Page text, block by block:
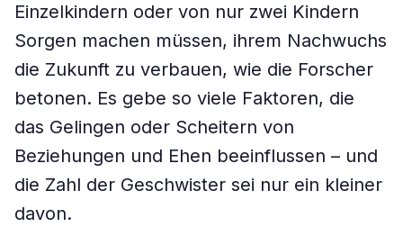
Einzelkindern oder von nur zwei Kindern
Sorgen machen müssen, ihrem Nachwuchs
die Zukunft zu verbauen, wie die Forscher
betonen. Es gebe so viele Faktoren, die
das Gelingen oder Scheitern von
Beziehungen und Ehen beeinflussen – und
die Zahl der Geschwister sei nur ein kleiner
davon.